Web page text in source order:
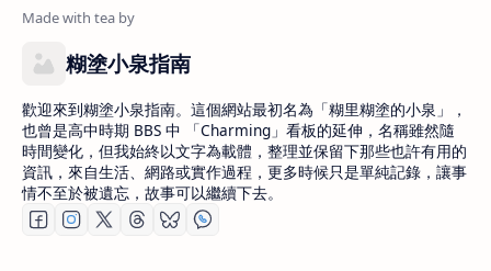
糊塗小泉指南
歡迎來到糊塗小泉指南。這個網站最初名為「糊里糊塗的小泉」，
也曾是高中時期 BBS 中 「Charming」看板的延伸，名稱雖然隨
時間變化，但我始終以文字為載體，整理並保留下那些也許有用的
資訊，來自生活、網路或實作過程，更多時候只是單純記錄，讓事
情不至於被遺忘，故事可以繼續下去。